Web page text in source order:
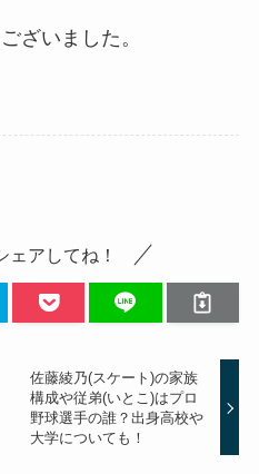
ざいました。
ェアしてね！
佐藤綾乃(スケート)の家族
構成や従弟(いとこ)はプロ
野球選手の誰？出身高校や
大学についても！